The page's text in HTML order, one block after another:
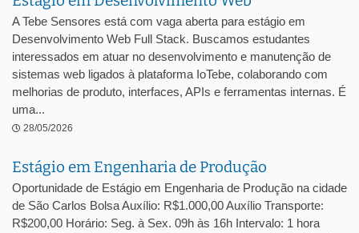
A Tebe Sensores está com vaga aberta para estágio em
Desenvolvimento Web Full Stack. Buscamos estudantes
interessados em atuar no desenvolvimento e manutenção de
sistemas web ligados à plataforma IoTebe, colaborando com
melhorias de produto, interfaces, APIs e ferramentas internas. É
uma...
28/05/2026
Estágio em Engenharia de Produção
Oportunidade de Estágio em Engenharia de Produção na cidade
de São Carlos Bolsa Auxílio: R$1.000,00 Auxílio Transporte:
R$200,00 Horário: Seg. à Sex. 09h às 16h Intervalo: 1 hora